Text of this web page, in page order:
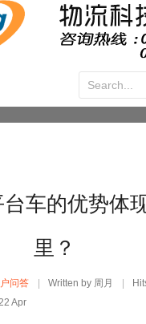
车的优势体
里？
问答 Written by 周月
Apr